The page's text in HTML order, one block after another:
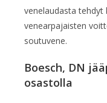
venelaudasta tehdyt
venearpajaisten
soutuvene.
Boesch, DN
osastolla